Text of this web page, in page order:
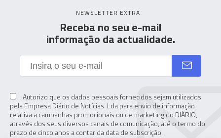
NEWSLETTER EXTRA
Receba no seu e-mail
informação da actualidade.
Autorizo que os dados pessoais fornecidos sejam utilizados
pela Empresa Diário de Notícias. Lda para envio de informação
relativa a campanhas promocionais ou de marketing do DIÁRIO,
através dos seus diversos canais de comunicação, até o termo do
prazo de cinco anos a contar da data de subscrição.